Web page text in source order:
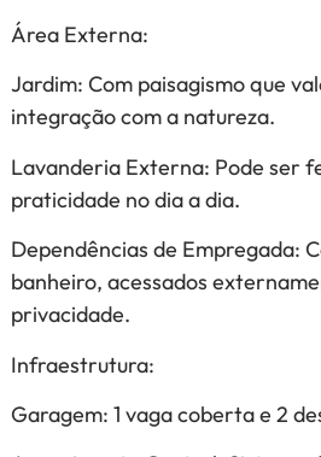
Área Externa:
Jardim: Com paisagismo que
integração com a natureza.
Lavanderia Externa: Pode ser
praticidade no dia a dia.
Dependências de Empregada:
banheiro, acessados
privacidade.
Infraestrutura:
Garagem: 1 vaga coberta e 2